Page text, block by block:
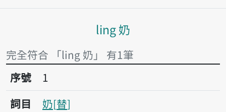
主內容區塊
ling 奶
完全符合 「ling 奶」 有1筆
序號1奶
序號
1
詞目
奶 替